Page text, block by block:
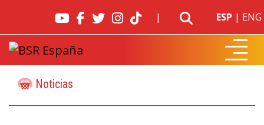
| ESP | ENG
Noticias